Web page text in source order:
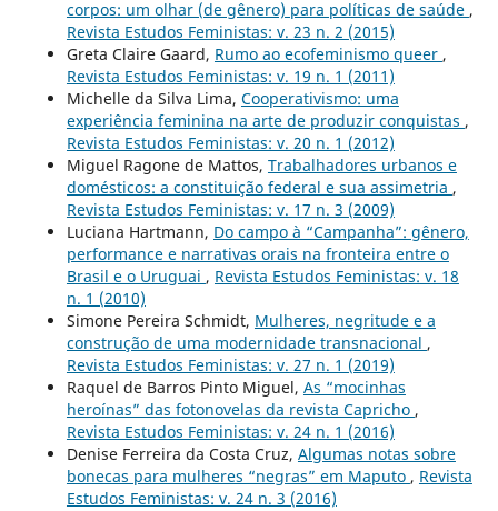
corpos: um olhar (de gênero) para políticas de saúde ,
Revista Estudos Feministas: v. 23 n. 2 (2015)
Greta Claire Gaard, Rumo ao ecofeminismo queer ,
Revista Estudos Feministas: v. 19 n. 1 (2011)
Michelle da Silva Lima, Cooperativismo: uma
experiência feminina na arte de produzir conquistas ,
Revista Estudos Feministas: v. 20 n. 1 (2012)
Miguel Ragone de Mattos, Trabalhadores urbanos e
domésticos: a constituição federal e sua assimetria ,
Revista Estudos Feministas: v. 17 n. 3 (2009)
Luciana Hartmann, Do campo à “Campanha”: gênero,
performance e narrativas orais na fronteira entre o
Brasil e o Uruguai , Revista Estudos Feministas: v. 18
n. 1 (2010)
Simone Pereira Schmidt, Mulheres, negritude e a
construção de uma modernidade transnacional ,
Revista Estudos Feministas: v. 27 n. 1 (2019)
Raquel de Barros Pinto Miguel, As “mocinhas
heroínas” das fotonovelas da revista Capricho ,
Revista Estudos Feministas: v. 24 n. 1 (2016)
Denise Ferreira da Costa Cruz, Algumas notas sobre
bonecas para mulheres “negras” em Maputo , Revista
Estudos Feministas: v. 24 n. 3 (2016)